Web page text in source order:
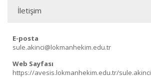
İletişim
E-posta
sule.akinci@lokmanhekim.edu.tr
Web Sayfası
https://avesis.lokmanhekim.edu.tr/sule.akinci